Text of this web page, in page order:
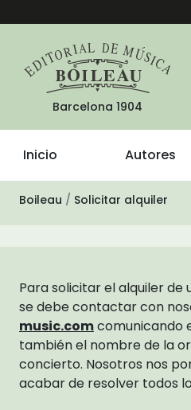
Barcelona 1904
Inicio Autores
Boileau Solicitar alquiler
Para solicitar el alquiler
se debe contactar con
music.comcomunicando
también el nombre de la
concierto. Nosotros nos
acabar de resolver todos